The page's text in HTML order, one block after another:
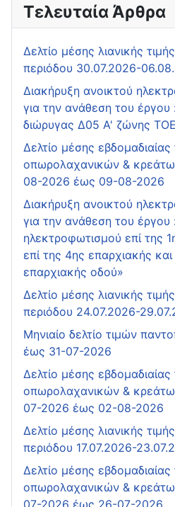
Τελευταία Άρθρα
Δελτίο μέσης λιανικής
περιόδου 30.07.2026-
Διακήρυξη ανοικτού
για την ανάθεση του
διώρυγας Δ05 Α' ζώνης
Δελτίο μέσης εβδομαδιαίας
οπωρολαχανικών &
08-2026 έως 09-08-2026
Διακήρυξη ανοικτού
για την ανάθεση του
ηλεκτροφωτισμού επί της
επί της 4ης επαρχιακής και
επαρχιακής οδού»
Δελτίο μέσης λιανικής
περιόδου 24.07.2026-
Μηνιαίο δελτίο τιμών
έως 31-07-2026
Δελτίο μέσης εβδομαδιαίας
οπωρολαχανικών &
07-2026 έως 02-08-2026
Δελτίο μέσης λιανικής
περιόδου 17.07.2026-
Δελτίο μέσης εβδομαδιαίας
οπωρολαχανικών &
07-2026 έως 26-07-2026